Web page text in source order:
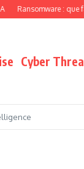
: que faire
Cyber